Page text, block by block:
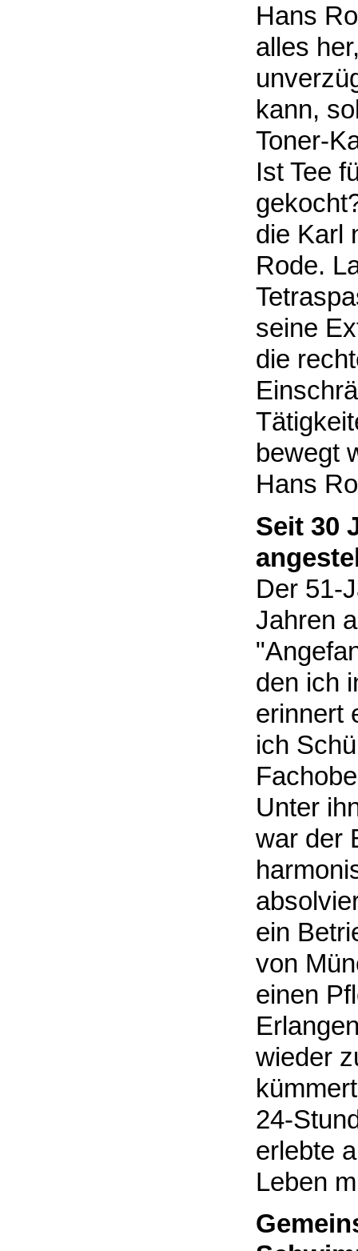
Hans
alles
kann,
Toner-
Ist Tee
die Karl
Rode.
seine
die
bewegt
Hans
Seit 30
Der 51-
Jahren
den ich
erinnert
ich
Unter
war der
ein
von
einen
wieder
24-
erlebte
Leben